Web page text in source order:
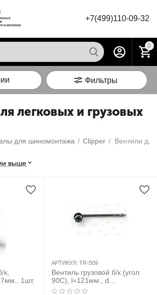
+7(499)110-09-32
0
Фильтры
легковых и грузовых
для шиномонтажа / Сlipper / Вентили
выше
к,
1шт.
АРТИКУЛ: TR-509
Вентиль грузовой б/к (угол
90С), l=121мм., d
отв.=15,7мм., 1шт.